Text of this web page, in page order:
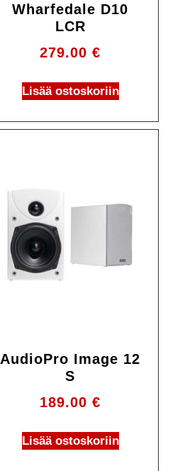
Wharfedale D10
LCR
279.00€
Lisää ostoskoriin
AudioPro Image 12
S
189.00€
Lisää ostoskoriin